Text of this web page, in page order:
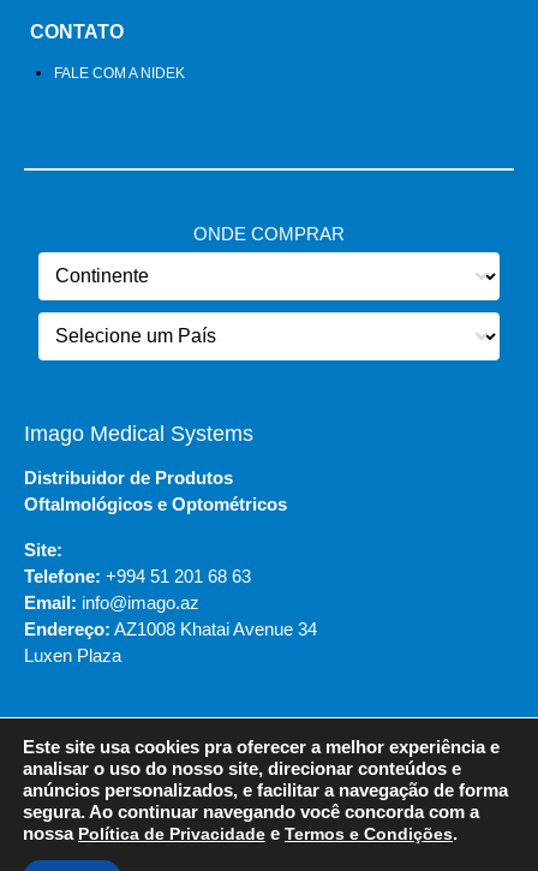
CONTATO
FALE COM A NIDEK
ONDE COMPRAR
Imago Medical Systems
Distribuidor de Produtos
Oftalmológicos e Optométricos
Site:
Telefone: +994 51 201 68 63
Email: info@imago.az
Endereço: AZ1008 Khatai Avenue 34
Luxen Plaza
© 2020 - NIDEK DO BRASIL
Política de Privacidade Termos e Condições
Este site usa cookies pra oferecer a melhor experiência e
analisar o uso do nosso site, direcionar conteúdos e
anúncios personalizados, e facilitar a navegação de forma
segura. Ao continuar navegando você concorda com a
nossa Política de Privacidade e Termos e Condições.